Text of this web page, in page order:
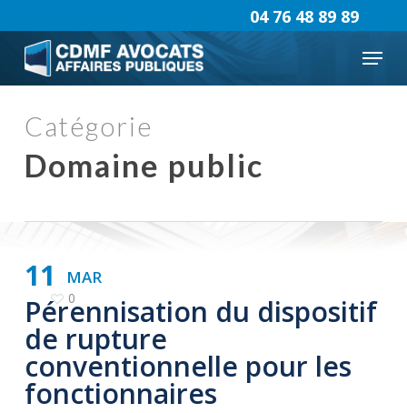
to
main
content
Menu
04 76 48 89 89
Catégorie
Domaine public
MAR
11
0
Pérennisation du dispositif
de rupture
conventionnelle pour les
fonctionnaires